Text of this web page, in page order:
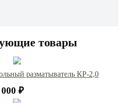
товары
разматыватель КР-2,0
₽